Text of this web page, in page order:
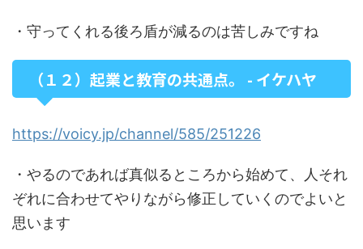
・守ってくれる後ろ盾が減るのは苦しみですね
（１２）起業と教育の共通点。 - イケハヤ
https://voicy.jp/channel/585/251226
・やるのであれば真似るところから始めて、人それ
ぞれに合わせてやりながら修正していくのでよいと
思います